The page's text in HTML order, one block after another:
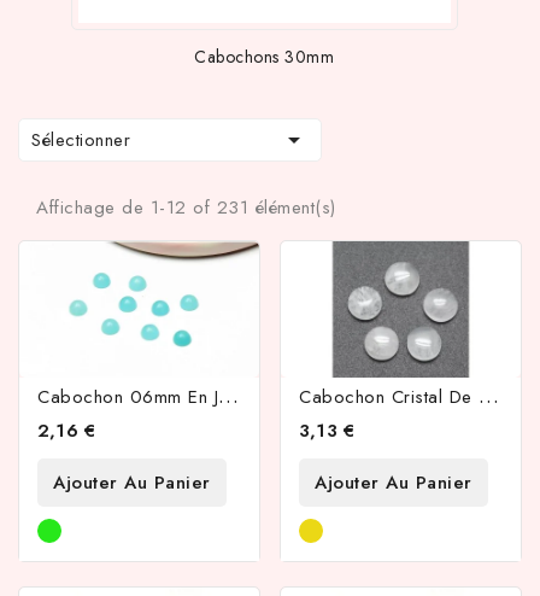
Cabochons 30mm
Sélectionner 
Affichage de 1-12 of 231 élément(s)
C
Abochon 06mm En Jade Blanc Naturel Teintée Bleu Opale
2,16 €
Ajouter Au Panier
C
Abochon Cristal De Roche Naturel 12mm
3,13 €
Ajouter Au Panier